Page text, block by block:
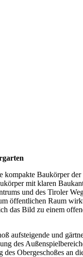
kompakte Baukörper
mit klaren
und des Tiroler
öffentlichen Raum
das Bild zu einem
aufsteigende und
des
Obergeschoßes an